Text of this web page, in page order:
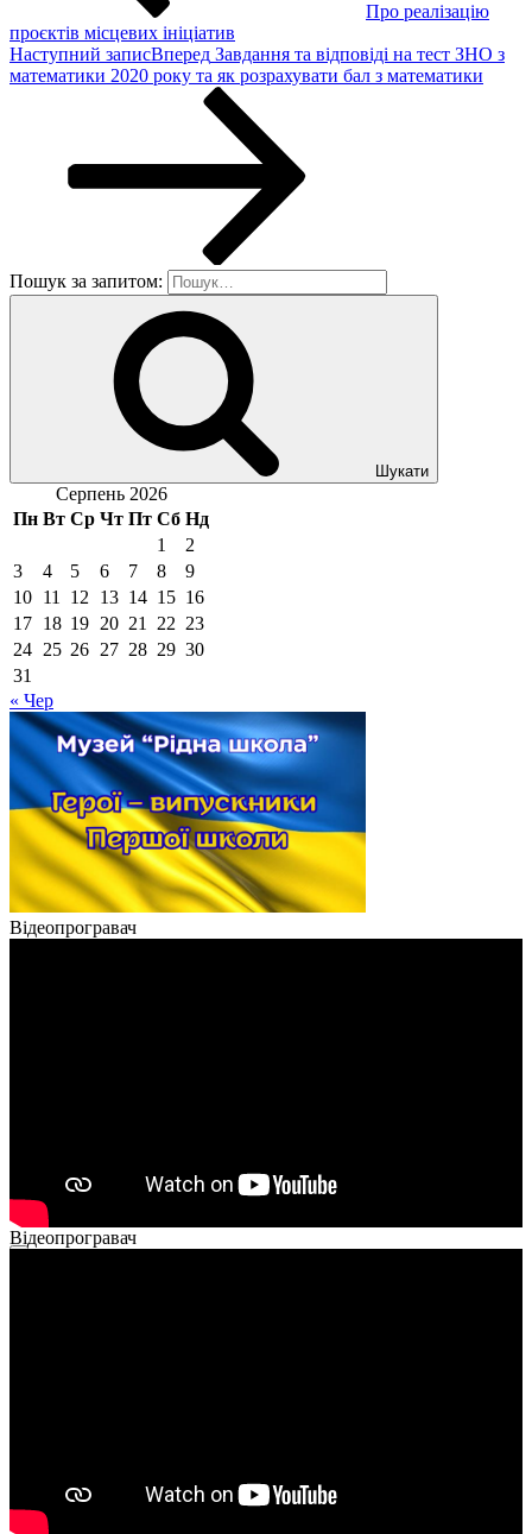
Про реалізацію
проєктів місцевих ініціатив
Наступний записВперед Завдання та відповіді на тест ЗНО з
математики 2020 року та як розрахувати бал з математики
Пошук за запитом:
Шукати
Серпень 2026
Пн Вт Ср Чт Пт Сб Нд
1
2
3
4 5 6 7 8
9
10 11 12 13 14 15 16
17 18 19 20 21 22 23
24 25 26 27 28 29 30
31
« Чер
Відеопрогравач
Відеопрогравач